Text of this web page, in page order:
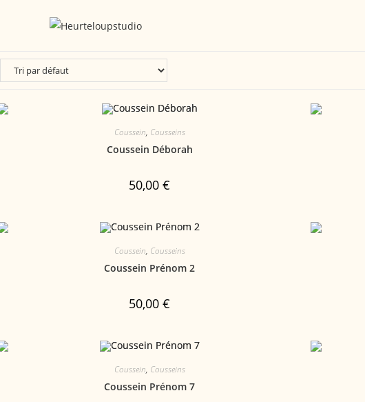
Coussein, Cousseins
Coussein Déborah
50,00€
Coussein, Cousseins
Coussein Prénom 2
50,00€
Coussein, Cousseins
Coussein Prénom 7